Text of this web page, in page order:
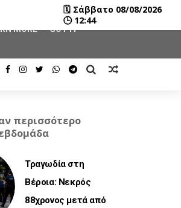
περισσότερο
Τραγωδία στη
Βέροια: Νεκρός
88χρονος μετά από
🗓 Σάββατο 08/08/2026
🕒 12:44
MORE GOT IT